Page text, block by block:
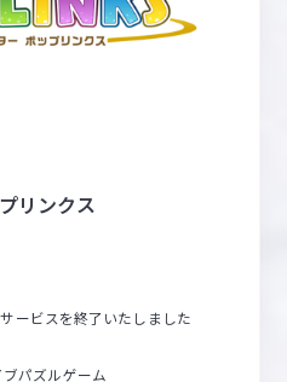
リンクス
ービスを終了いたしました
パズルゲーム